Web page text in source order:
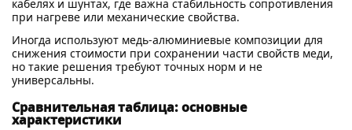
кабелях и шунтах, где важна стабильность сопротивления
при нагреве или механические свойства.
Иногда используют медь-алюминиевые композиции для
снижения стоимости при сохранении части свойств меди,
но такие решения требуют точных норм и не
универсальны.
Сравнительная таблица: основные
характеристики